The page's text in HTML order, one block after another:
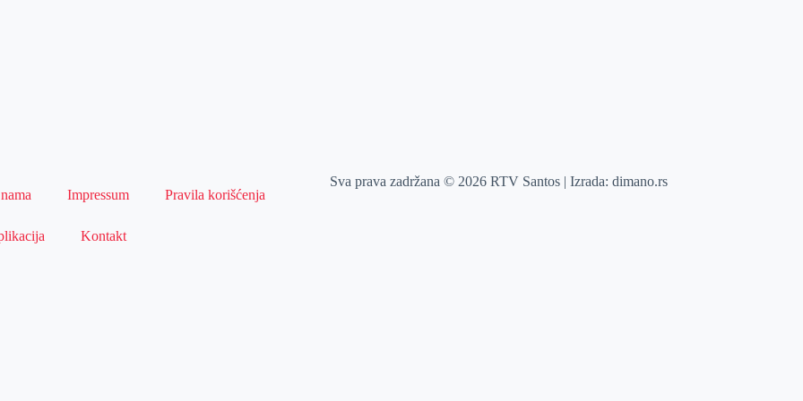
Impressum Pravila korišćenja
Kontakt
Sva prava zadržana © 2026 RTV Santos | Izrada:dimano.rs